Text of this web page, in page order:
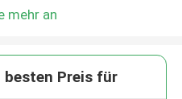
mehr an
besten Preis für